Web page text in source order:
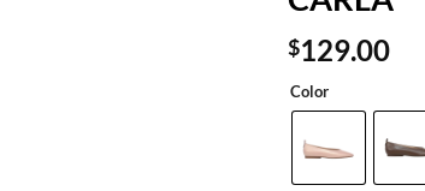
$129.00
Color